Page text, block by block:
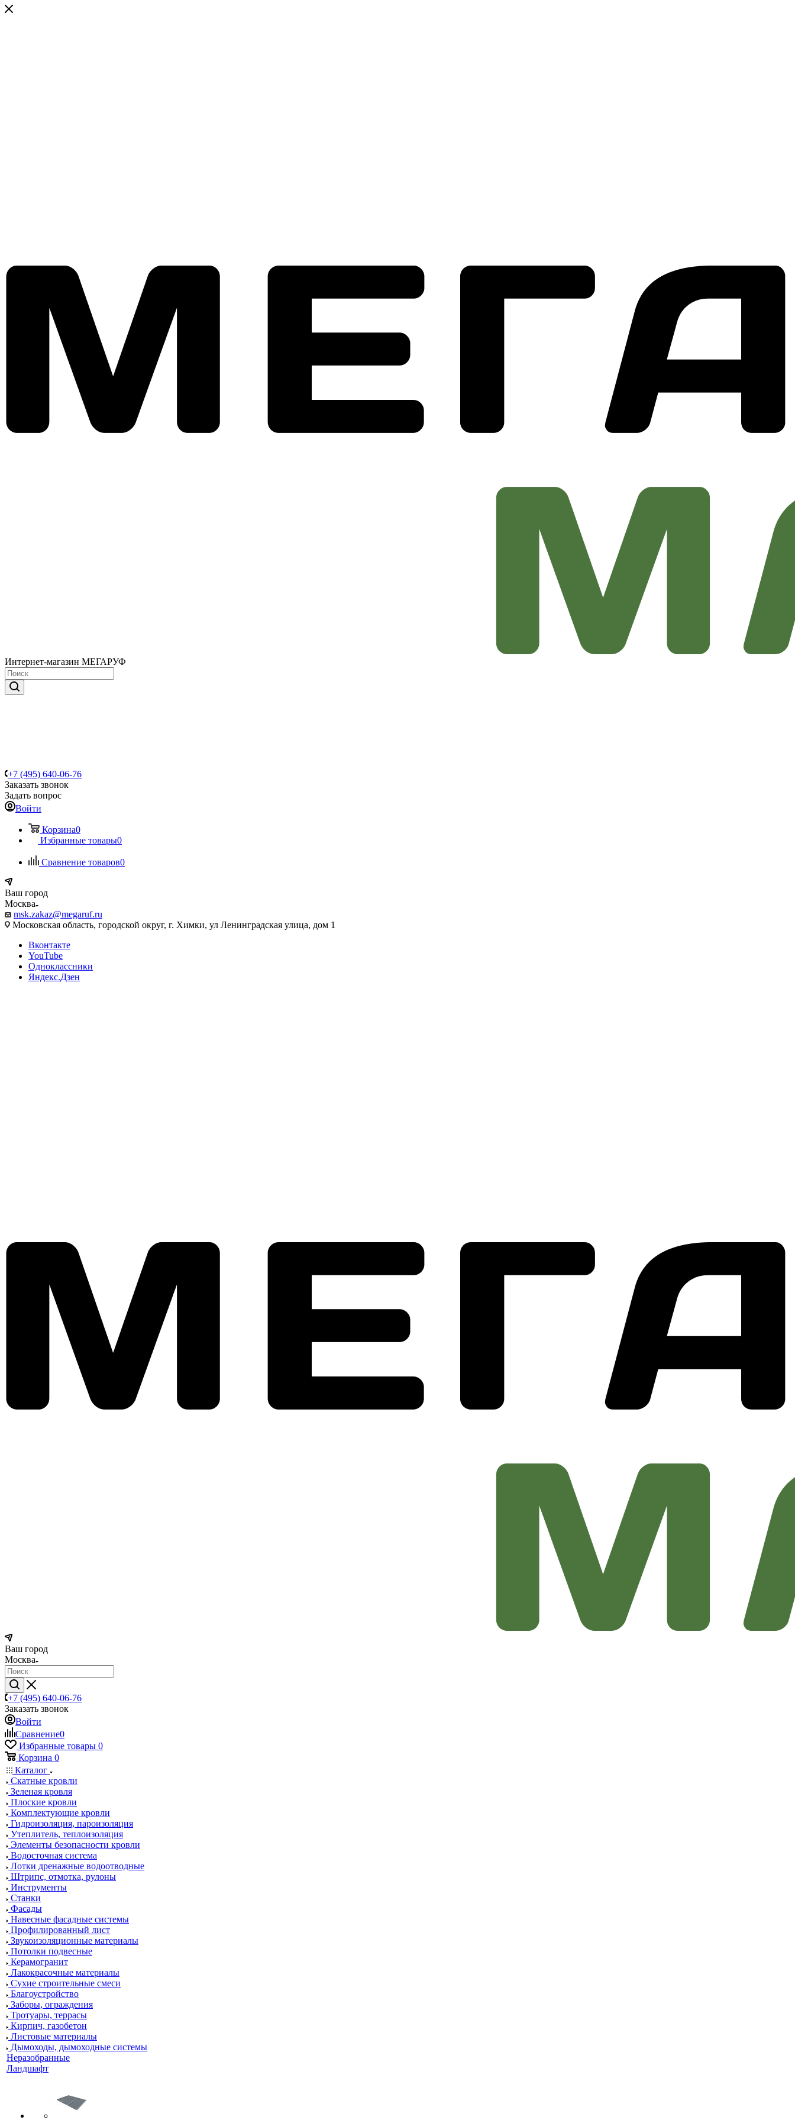
Интернет-магазин МЕГАРУФ
+7 (495) 640-06-76
Заказать звонок
Задать вопрос
Войти
Корзина0
Избранные товары0
Сравнение товаров0
Ваш город
Москва
msk.zakaz@megaruf.ru
Московская область, городской округ, г. Химки, ул Ленинградская улица, дом 1
Вконтакте
YouTube
Одноклассники
Яндекс.Дзен
Ваш город
Москва
+7 (495) 640-06-76
Заказать звонок
Войти
Сравнение0
Избранные товары 0
Корзина 0
Каталог
Скатные кровли
Зеленая кровля
Плоские кровли
Комплектующие кровли
Гидроизоляция, пароизоляция
Утеплитель, теплоизоляция
Элементы безопасности кровли
Водосточная система
Лотки дренажные водоотводные
Штрипс, отмотка, рулоны
Инструменты
Станки
Фасады
Навесные фасадные системы
Профилированный лист
Звукоизоляционные материалы
Потолки подвесные
Керамогранит
Лакокрасочные материалы
Сухие строительные смеси
Благоустройство
Заборы, ограждения
Тротуары, террасы
Кирпич, газобетон
Листовые материалы
Дымоходы, дымоходные системы
Неразобранные
Ландшафт